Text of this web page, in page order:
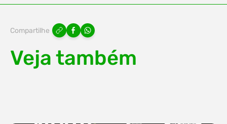
Compartilhe
Veja também